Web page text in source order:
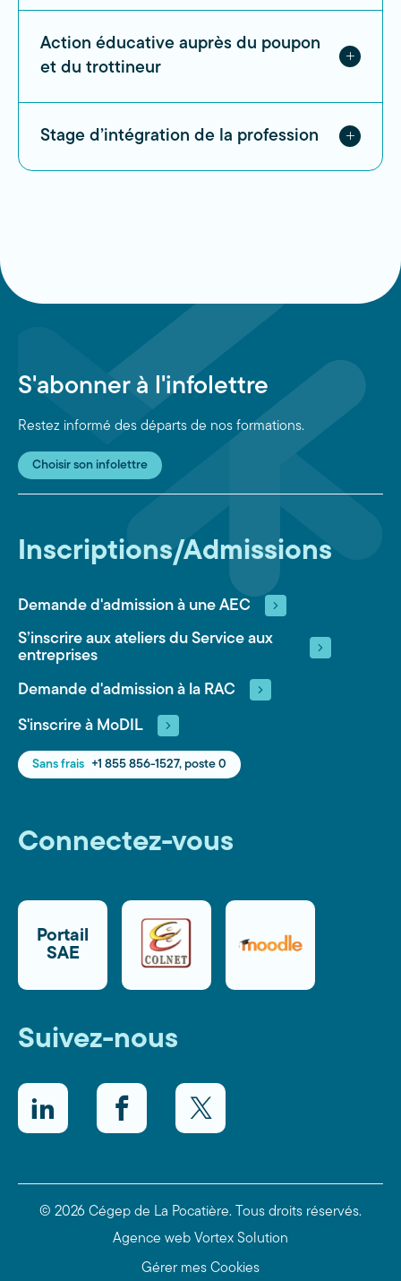
Action éducative auprès du poupon
et du trottineur
Stage d’intégration de la profession
S'abonner à l'infolettre
Restez informé des départs de nos formations.
Choisir son infolettre
Inscriptions/Admissions
Demande d'admission à une AEC
S’inscrire aux ateliers du Service aux
entreprises
Demande d'admission à la RAC
S'inscrire à MoDIL
Sans frais +1 855 856-1527, poste 0
Connectez-vous
Portail
SAE
Suivez-nous
LinkedIn Twitter
© 2026 Cégep de La Pocatière.
Tous droits réservés.
Agence web Vortex Solution
Gérer mes Cookies